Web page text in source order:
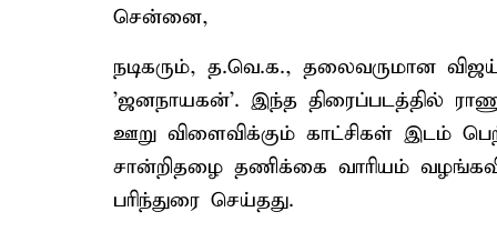
சென்னை,
நடிகரும், த.வெ.க., தலைவருமான
'ஜனநாயகன்'. இந்த திரைப்படத்தில்
ஊறு விளைவிக்கும் காட்சிகள் இடம்
சான்றிதழை தணிக்கை வாரியம்
பரிந்துரை செய்தது.